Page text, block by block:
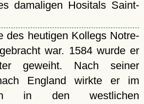
damaligen Hositals Saint-
des heutigen Kollegs Notre-
war. 1584 wurde er
geweiht. Nach seiner
England wirkte er im
in den westlichen